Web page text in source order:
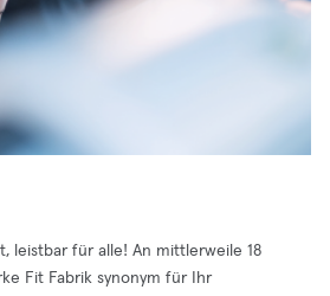
leistbar für alle! An mittlerweile 18
Fit Fabrik synonym für Ihr